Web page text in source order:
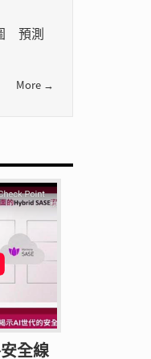
預測
More →
全線